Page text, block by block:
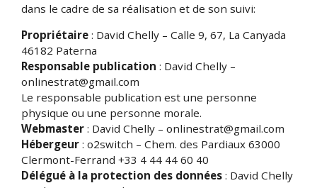
dans le cadre de sa réalisation et de son suivi:
Propriétaire : David Chelly – Calle 9, 67, La Canyada
46182 Paterna
Responsable publication : David Chelly –
onlinestrat@gmail.com
Le responsable publication est une personne
physique ou une personne morale.
Webmaster : David Chelly – onlinestrat@gmail.com
Hébergeur : o2switch – Chem. des Pardiaux 63000
Clermont-Ferrand +33 4 44 44 60 40
Délégué à la protection des données : David Chelly